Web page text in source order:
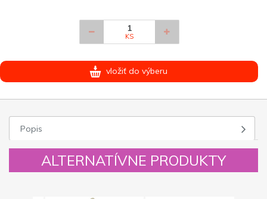
KS
vložiť do výberu
Popis
ALTERNATÍVNE PRODUKTY